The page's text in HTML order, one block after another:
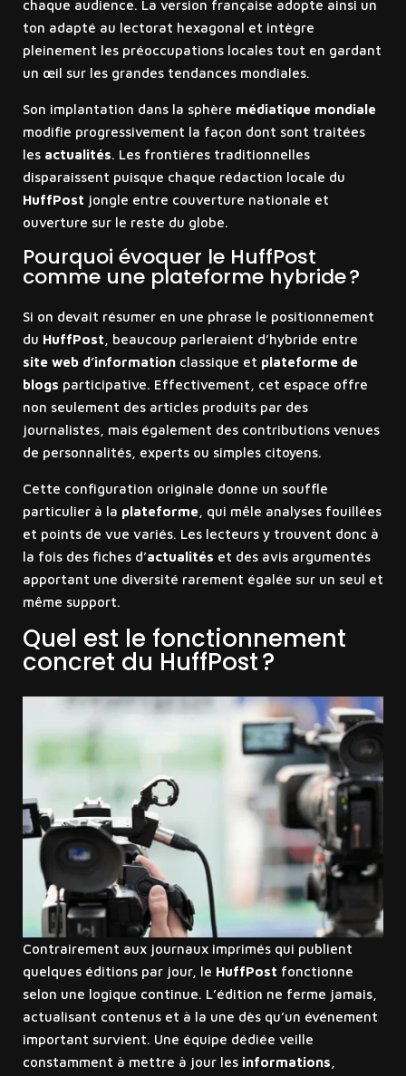
chaque audience. La version française adopte ainsi un
ton adapté au lectorat hexagonal et intègre
pleinement les préoccupations locales tout en gardant
un œil sur les grandes tendances mondiales.
Son implantation dans la sphère médiatique mondiale
modifie progressivement la façon dont sont traitées
les actualités. Les frontières traditionnelles
disparaissent puisque chaque rédaction locale du
HuffPost jongle entre couverture nationale et
ouverture sur le reste du globe.
Pourquoi évoquer le HuffPost
comme une plateforme hybride ?
Si on devait résumer en une phrase le positionnement
du HuffPost , beaucoup parleraient d’hybride entre
site web d’informationclassique et plateforme de
blogs participative. Effectivement, cet espace offre
non seulement des articles produits par des
journalistes, mais également des contributions venues
de personnalités, experts ou simples citoyens.
Cette configuration originale donne un souffle
particulier à la plateforme, qui mêle analyses fouillées
et points de vue variés. Les lecteurs y trouvent donc à
la fois des fiches d’actualités et des avis argumentés
apportant une diversité rarement égalée sur un seul et
même support.
Quel est le fonctionnement
concret du HuffPost ?
Contrairement aux journaux imprimés qui publient
quelques éditions par jour, le HuffPost fonctionne
selon une logique continue. L’édition ne ferme jamais,
actualisant contenus et à la une dès qu’un événement
important survient. Une équipe dédiée veille
constamment à mettre à jour les informations